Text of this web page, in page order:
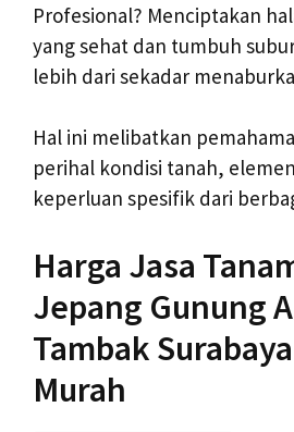
Profesional? Menciptakan
yang sehat dan tumbuh
lebih dari sekadar
Hal ini melibatkan
perihal kondisi tanah,
keperluan spesifik dari
Harga Jasa
Jepang Gunung
Tambak
Murah